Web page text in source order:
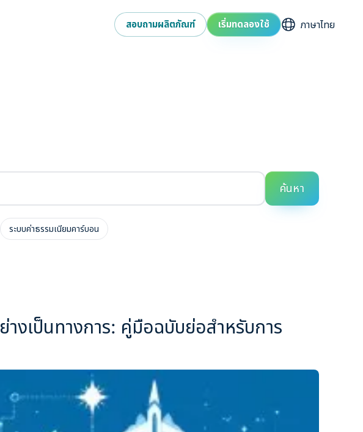
สอบถามผลิตภัณฑ์ เริ่มทดลองใช้ เลือกภาษา
ค้นหา
ระบบค่าธรรมเนียมคาร์บอน
งเป็นทางการ: คู่มือฉบับย่อสำหรับการ